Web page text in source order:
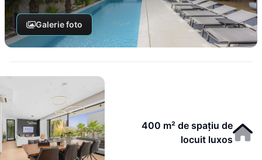
Galerie foto
400 m² de spațiu de
locuit luxos